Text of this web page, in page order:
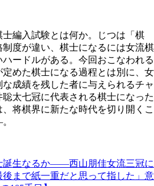
編入試験とは何か。じつは「棋
度が違い、棋士になるには女流棋
ードルがある。今回おこなわれる
めた棋士になる過程とは別に、女
成績を残した者に与えられるチャ
太七冠に代表される棋士になった
将棋界に新たな時代を切り開くこ
誕生なるか――西山朋佳女流三冠に
まで紙一重だと思って指した」意